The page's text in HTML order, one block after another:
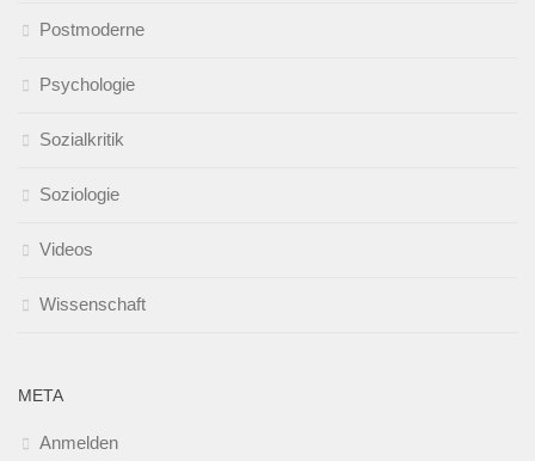
Postmoderne
Psychologie
Sozialkritik
Soziologie
Videos
Wissenschaft
META
Anmelden